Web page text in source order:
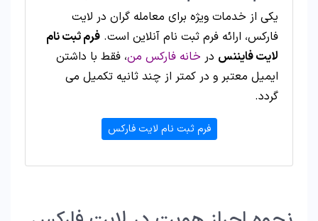
یکی از خدمات ویژه برای معامله گران در لایت
فارکس، ارائه فرم ثبت نام آنلاین است. فرم ثبت نام
لایت فایننس در خانه فارکس من، فقط با داشتن
ایمیل معتبر و در کمتر از چند ثانیه تکمیل می
گردد.
فرم ثبت نام لایت فارکس